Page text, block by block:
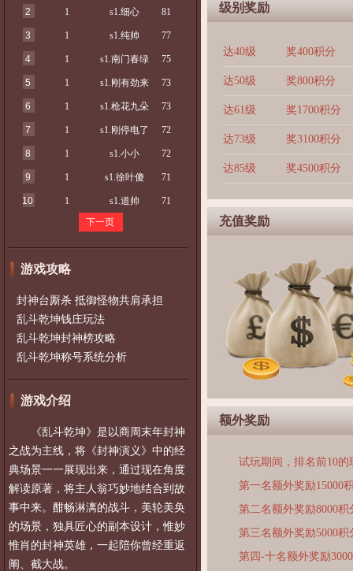
2 1 s1.细心 81
3 1 s1.纯帅 77
4 1 s1.南门春绿 75
5 1 s1.刚有劲来 73
6 1 s1.枪花九朵 73
7 1 s1.刚停电了 72
8 1 s1.小小 72
9 1 s1.徐叶傻 71
10 1 s1.道帅
71
下一页
游戏攻略
封神台厮杀 抵御怪物共肩承担
乱斗乾坤钱庄玩法
乱斗乾坤封神榜攻略
乱斗乾坤称号系统分析
游戏介绍
《乱斗乾坤》是以商周末年封神
之战为主线，将《封神演义》中的经
典场景一一展现出来，通过现在角度
解读原著，将主人翁巧妙地结合到故
事中来。酣畅淋漓的战斗，美轮美奂
的场景，独具匠心的副本设计，惟妙
惟肖的封神英雄，一起陪你曾经重返
阐、截大战。
级别奖励
达40级 奖400积分
达50级 奖800积分
达61级 奖1700积分
达73级 奖3100积分
达85级 奖4500积分
充值奖励
额外奖励
试玩期间，排名前10
第一名额外奖励15000
第二名额外奖励8000积
第三名额外奖励5000积
第四-十名额外奖励